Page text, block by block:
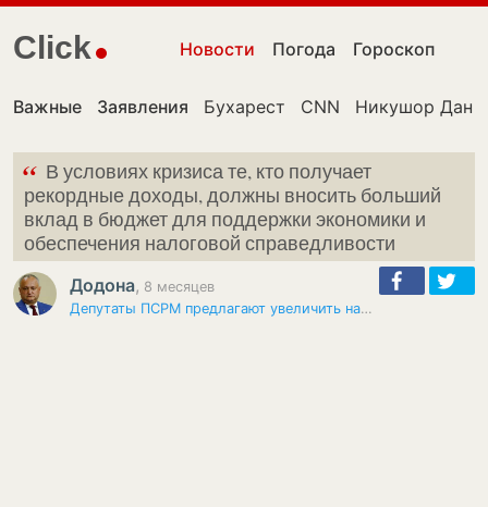
Click Новости Погода Гороскоп
Важные Заявления Бухарест CNN Никушор Дан
“ В условиях кризиса те, кто получает
рекордные доходы, должны вносить больший
вклад в бюджет для поддержки экономики и
обеспечения налоговой справедливости
Додона, 8 месяцев
Депутаты ПСРМ предлагают увеличить налог на сверхприбыли банков до 25%